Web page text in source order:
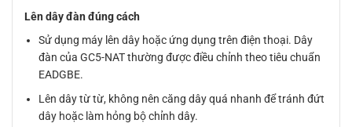
Lên dây đàn đúng cách
Sử dụng máy lên dây hoặc ứng dụng trên điện thoại. Dây
đàn của GC5-NAT thường được điều chỉnh theo tiêu chuẩn
EADGBE.
Lên dây từ từ, không nên căng dây quá nhanh để tránh đứt
dây hoặc làm hỏng bộ chỉnh dây.